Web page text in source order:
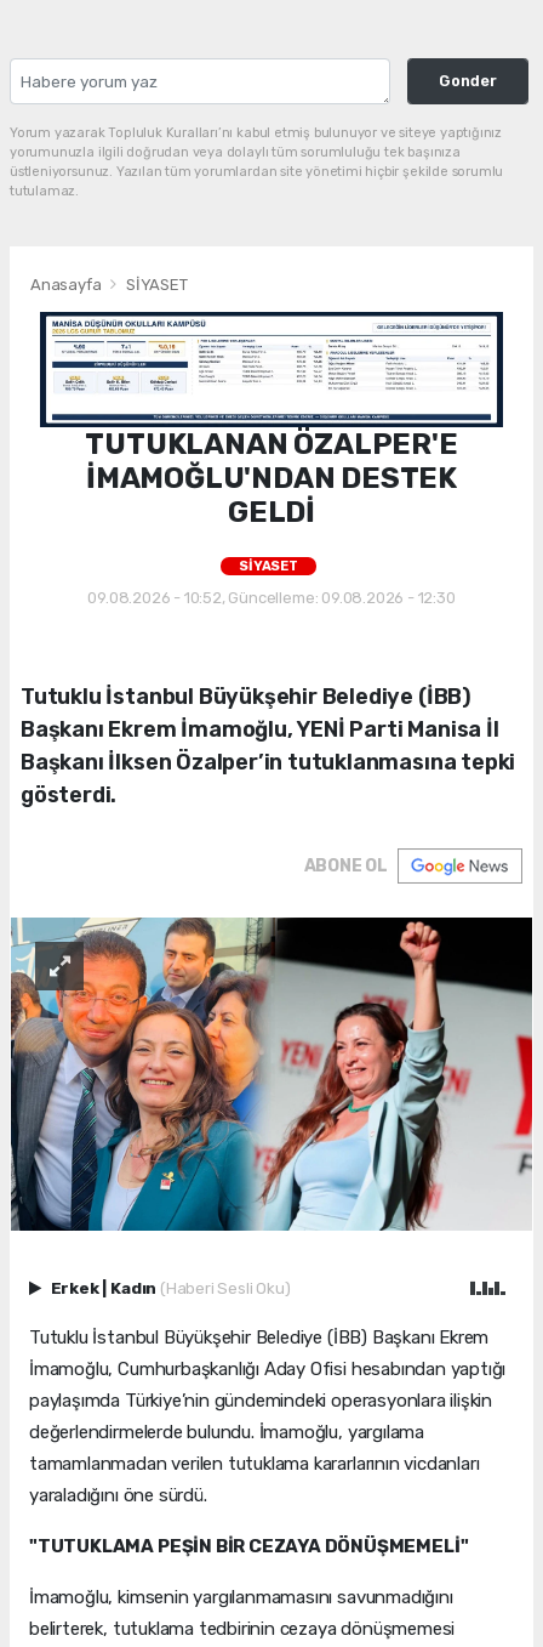
Gonder
Yorum yazarak Topluluk Kuralları’nı kabul etmiş bulunuyor ve siteye yaptığınız
yorumunuzla ilgili doğrudan veya dolaylı tüm sorumluluğu tek başınıza
üstleniyorsunuz. Yazılan tüm yorumlardan site yönetimi hiçbir şekilde sorumlu
tutulamaz.
Anasayfa SİYASET
TUTUKLANAN ÖZALPER'E
İMAMOĞLU'NDAN DESTEK
GELDİ
SİYASET
09.08.2026 - 10:52, Güncelleme: 09.08.2026 - 12:30
Tutuklu İstanbul Büyükşehir Belediye (İBB)
Başkanı Ekrem İmamoğlu, YENİ Parti Manisa İl
Başkanı İlksen Özalper’in tutuklanmasına tepki
gösterdi.
ABONE OL
Erkek Kadın (Haberi Sesli Oku)
Tutuklu İstanbul Büyükşehir Belediye (İBB) Başkanı Ekrem
İmamoğlu, Cumhurbaşkanlığı Aday Ofisi hesabından yaptığı
paylaşımda Türkiye’nin gündemindeki operasyonlara ilişkin
değerlendirmelerde bulundu. İmamoğlu, yargılama
tamamlanmadan verilen tutuklama kararlarının vicdanları
yaraladığını öne sürdü.
"TUTUKLAMA PEŞİN BİR CEZAYA DÖNÜŞMEMELİ"
İmamoğlu, kimsenin yargılanmamasını savunmadığını
belirterek, tutuklama tedbirinin cezaya dönüşmemesi